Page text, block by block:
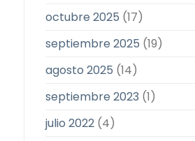
octubre 2025 (17)
septiembre 2025 (19)
agosto 2025 (14)
septiembre 2023 (1)
julio 2022(4)